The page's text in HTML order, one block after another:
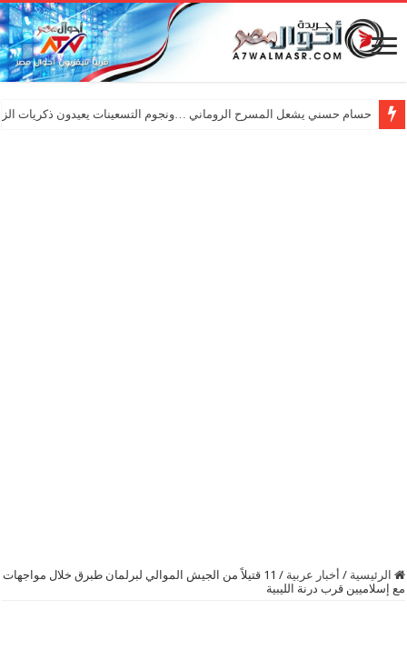
حسام حسني يشعل المسرح الروماني …ونجوم التسعينات يعيدون ذكريات
الرئيسية / أخبار عربية /
11 قتيلاً من الجيش الموالي لبرلمان طبرق خلال مواجهات
مع إسلاميين قرب درنة الليبية